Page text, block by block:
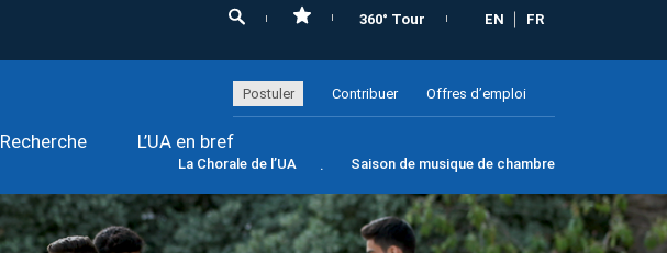
360° Tour EN FR
Postuler Contribuer Offres d’emploi
Recherche L’UA en bref
La Chorale de l’UA Saison de musique de chambre